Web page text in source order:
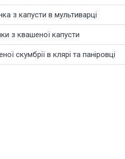
з капусти в мультиварці
з квашеної капусти
скумбрії в клярі та паніровці